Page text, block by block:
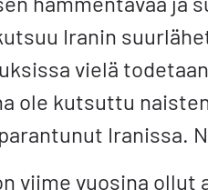
Iranin
vielä
ole kutsuttu
Iranissa.
viime vuosina ollut